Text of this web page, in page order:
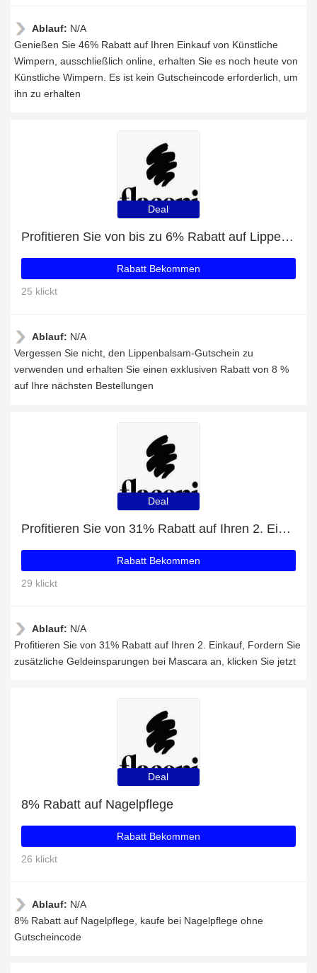
Ablauf: N/A
Genießen Sie 46% Rabatt auf Ihren Einkauf von Künstliche
Wimpern, ausschließlich online, erhalten Sie es noch heute von
Künstliche Wimpern. Es ist kein Gutscheincode erforderlich, um
ihn zu erhalten
Deal
Profitieren Sie von bis zu 6% Rabatt auf Lippenbalsam
Rabatt Bekommen
25 klickt
Ablauf: N/A
Vergessen Sie nicht, den Lippenbalsam-Gutschein zu
verwenden und erhalten Sie einen exklusiven Rabatt von 8 %
auf Ihre nächsten Bestellungen
Deal
Profitieren Sie von 31% Rabatt auf Ihren 2. Einkauf
Rabatt Bekommen
29 klickt
Ablauf: N/A
Profitieren Sie von 31% Rabatt auf Ihren 2. Einkauf, Fordern Sie
zusätzliche Geldeinsparungen bei Mascara an, klicken Sie jetzt
Deal
8% Rabatt auf Nagelpflege
Rabatt Bekommen
26 klickt
Ablauf: N/A
8% Rabatt auf Nagelpflege, kaufe bei Nagelpflege ohne
Gutscheincode